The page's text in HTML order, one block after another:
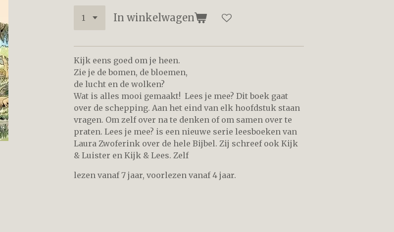
In winkelwagen
Kijk eens goed om je heen.
Zie je de bomen, de bloemen,
de lucht en de wolken?
Wat is alles mooi gemaakt! Lees je mee? Dit boek gaat
over de schepping. Aan het eind van elk hoofdstuk staan
vragen. Om zelf over na te denken of om samen over te
praten. Lees je mee? is een nieuwe serie leesboeken van
Laura Zwoferink over de hele Bijbel. Zij schreef ook Kijk
& Luister en Kijk & Lees. Zelf
lezen vanaf 7 jaar, voorlezen vanaf 4 jaar.